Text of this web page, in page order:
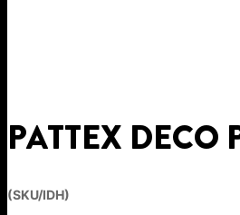
PATTEX DECO
(SKU/IDH)